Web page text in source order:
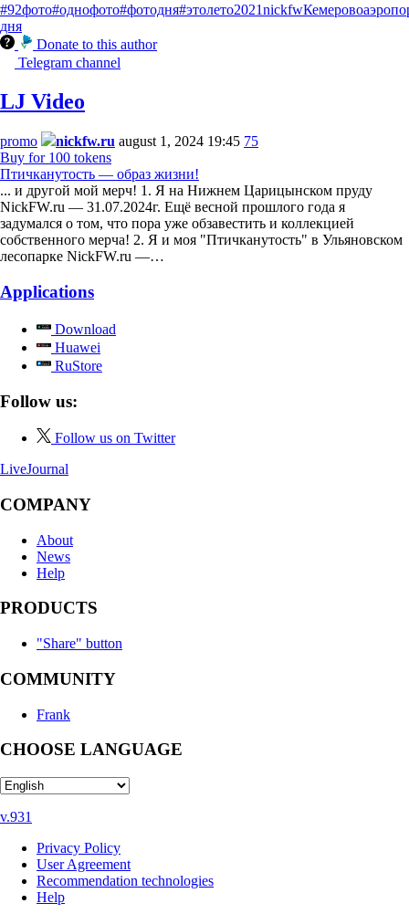
#92фото#однофото#фотодня#этолето2021nickfwКемерово
дня
Donate to this author
Telegram channel
LJ Video
promo nickfw.ru august 1, 2024 19:45 75
Buy for 100 tokens
Птичканутость — образ жизни!
... и другой мой мерч! 1. Я на Нижнем Царицынском пруду
NickFW.ru — 31.07.2024г. Ещё весной прошлого года я
задумался о том, что пора уже обзавестить и коллекцией
собственного мерча! 2. Я и моя "Птичканутость" в Ульяновском
лесопарке NickFW.ru —…
Applications
Download
Huawei
RuStore
Follow us:
Follow us on Twitter
LiveJournal
COMPANY
About
News
Help
PRODUCTS
"Share" button
COMMUNITY
Frank
CHOOSE LANGUAGE
v.931
Privacy Policy
User Agreement
Recommendation technologies
Help